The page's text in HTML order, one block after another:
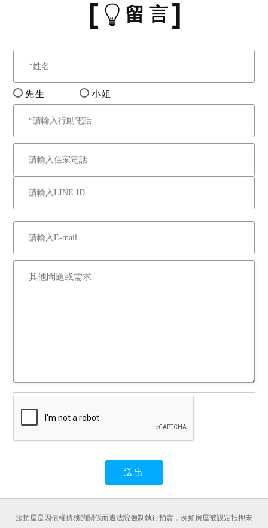
留 言
先生 小姐
法拍屋是因債權債務的關係而遭法院強制執行拍賣，例如房屋被設定抵押未